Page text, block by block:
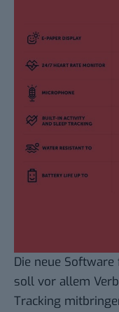
Die neue
soll vor allem
Tracking